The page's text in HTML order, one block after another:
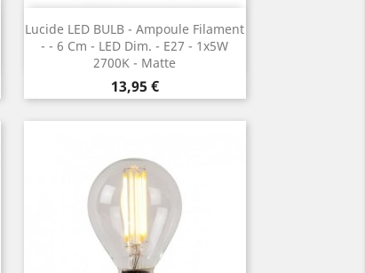
Lucide LED BULB - Ampoule Filament
- ¯ 6 Cm - LED Dim. - E27 - 1x5W
2700K - Matte
Preis
13,95 €
Vorschau